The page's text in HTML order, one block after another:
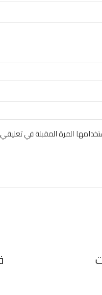
المرة المقبلة في